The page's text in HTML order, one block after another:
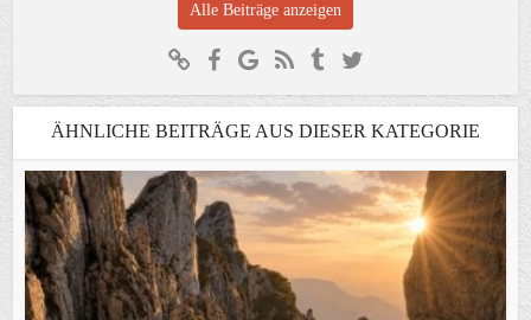
Alle Beiträge anzeigen
ÄHNLICHE BEITRÄGE AUS DIESER KATEGORIE